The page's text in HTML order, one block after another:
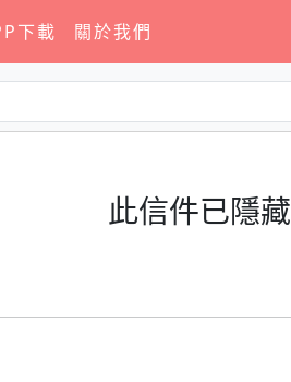
下載 關於我們
此信件已隱藏